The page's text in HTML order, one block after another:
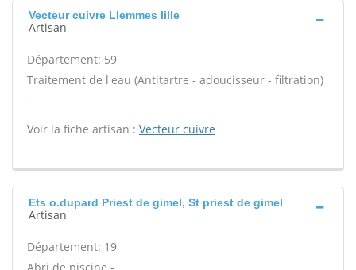
Vecteur cuivre Llemmes lille
Artisan
Département: 59
Traitement de l'eau (Antitartre - adoucisseur - filtration)
-
Voir la fiche artisan : Vecteur cuivre
Ets o.dupard Priest de gimel, St priest de gimel
Artisan
Département: 19